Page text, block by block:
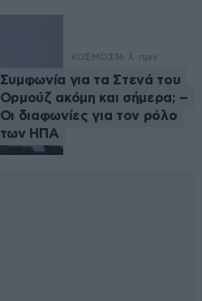
ΚΟΣΜΟΣ 16 λ. πριν
Συμφωνία για τα Στενά του
Ορμούζ ακόμη και σήμερα; –
Οι διαφωνίες για τον ρόλο
των ΗΠΑ